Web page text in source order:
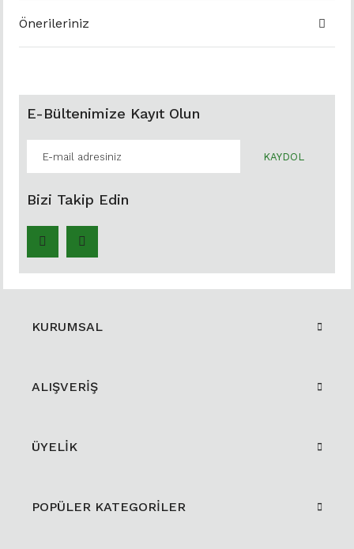
Önerileriniz
E-Bültenimize Kayıt Olun
KAYDOL
Bizi Takip Edin
KURUMSAL
ALIŞVERİŞ
ÜYELİK
POPÜLER KATEGORİLER